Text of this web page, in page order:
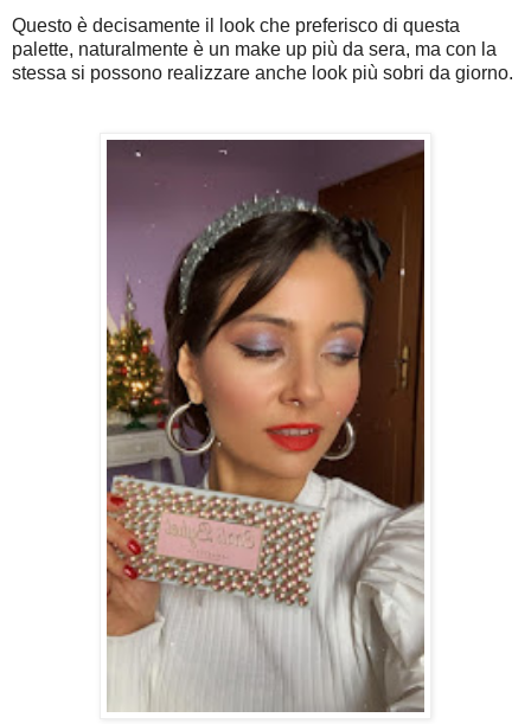
Questo è decisamente il look che preferisco di questa
palette, naturalmente è un make up più da sera, ma con la
stessa si possono realizzare anche look più sobri da giorno.